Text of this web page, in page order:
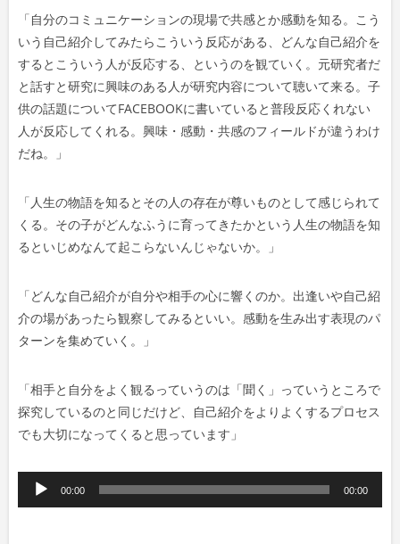
「自分のコミュニケーションの現場で共感とか感動を知る。こう
いう自己紹介してみたらこういう反応がある、どんな自己紹介を
するとこういう人が反応する、というのを観ていく。元研究者だ
と話すと研究に興味のある人が研究内容について聴いて来る。子
供の話題についてFACEBOOKに書いていると普段反応くれない
人が反応してくれる。興味・感動・共感のフィールドが違うわけ
だね。」
「人生の物語を知るとその人の存在が尊いものとして感じられて
くる。その子がどんなふうに育ってきたかという人生の物語を知
るといじめなんて起こらないんじゃないか。」
「どんな自己紹介が自分や相手の心に響くのか。出逢いや自己紹
介の場があったら観察してみるといい。感動を生み出す表現のパ
ターンを集めていく。」
「相手と自分をよく観るっていうのは「聞く」っていうところで
探究しているのと同じだけど、自己紹介をよりよくするプロセス
でも大切になってくると思っています」
声
00:00 00:00